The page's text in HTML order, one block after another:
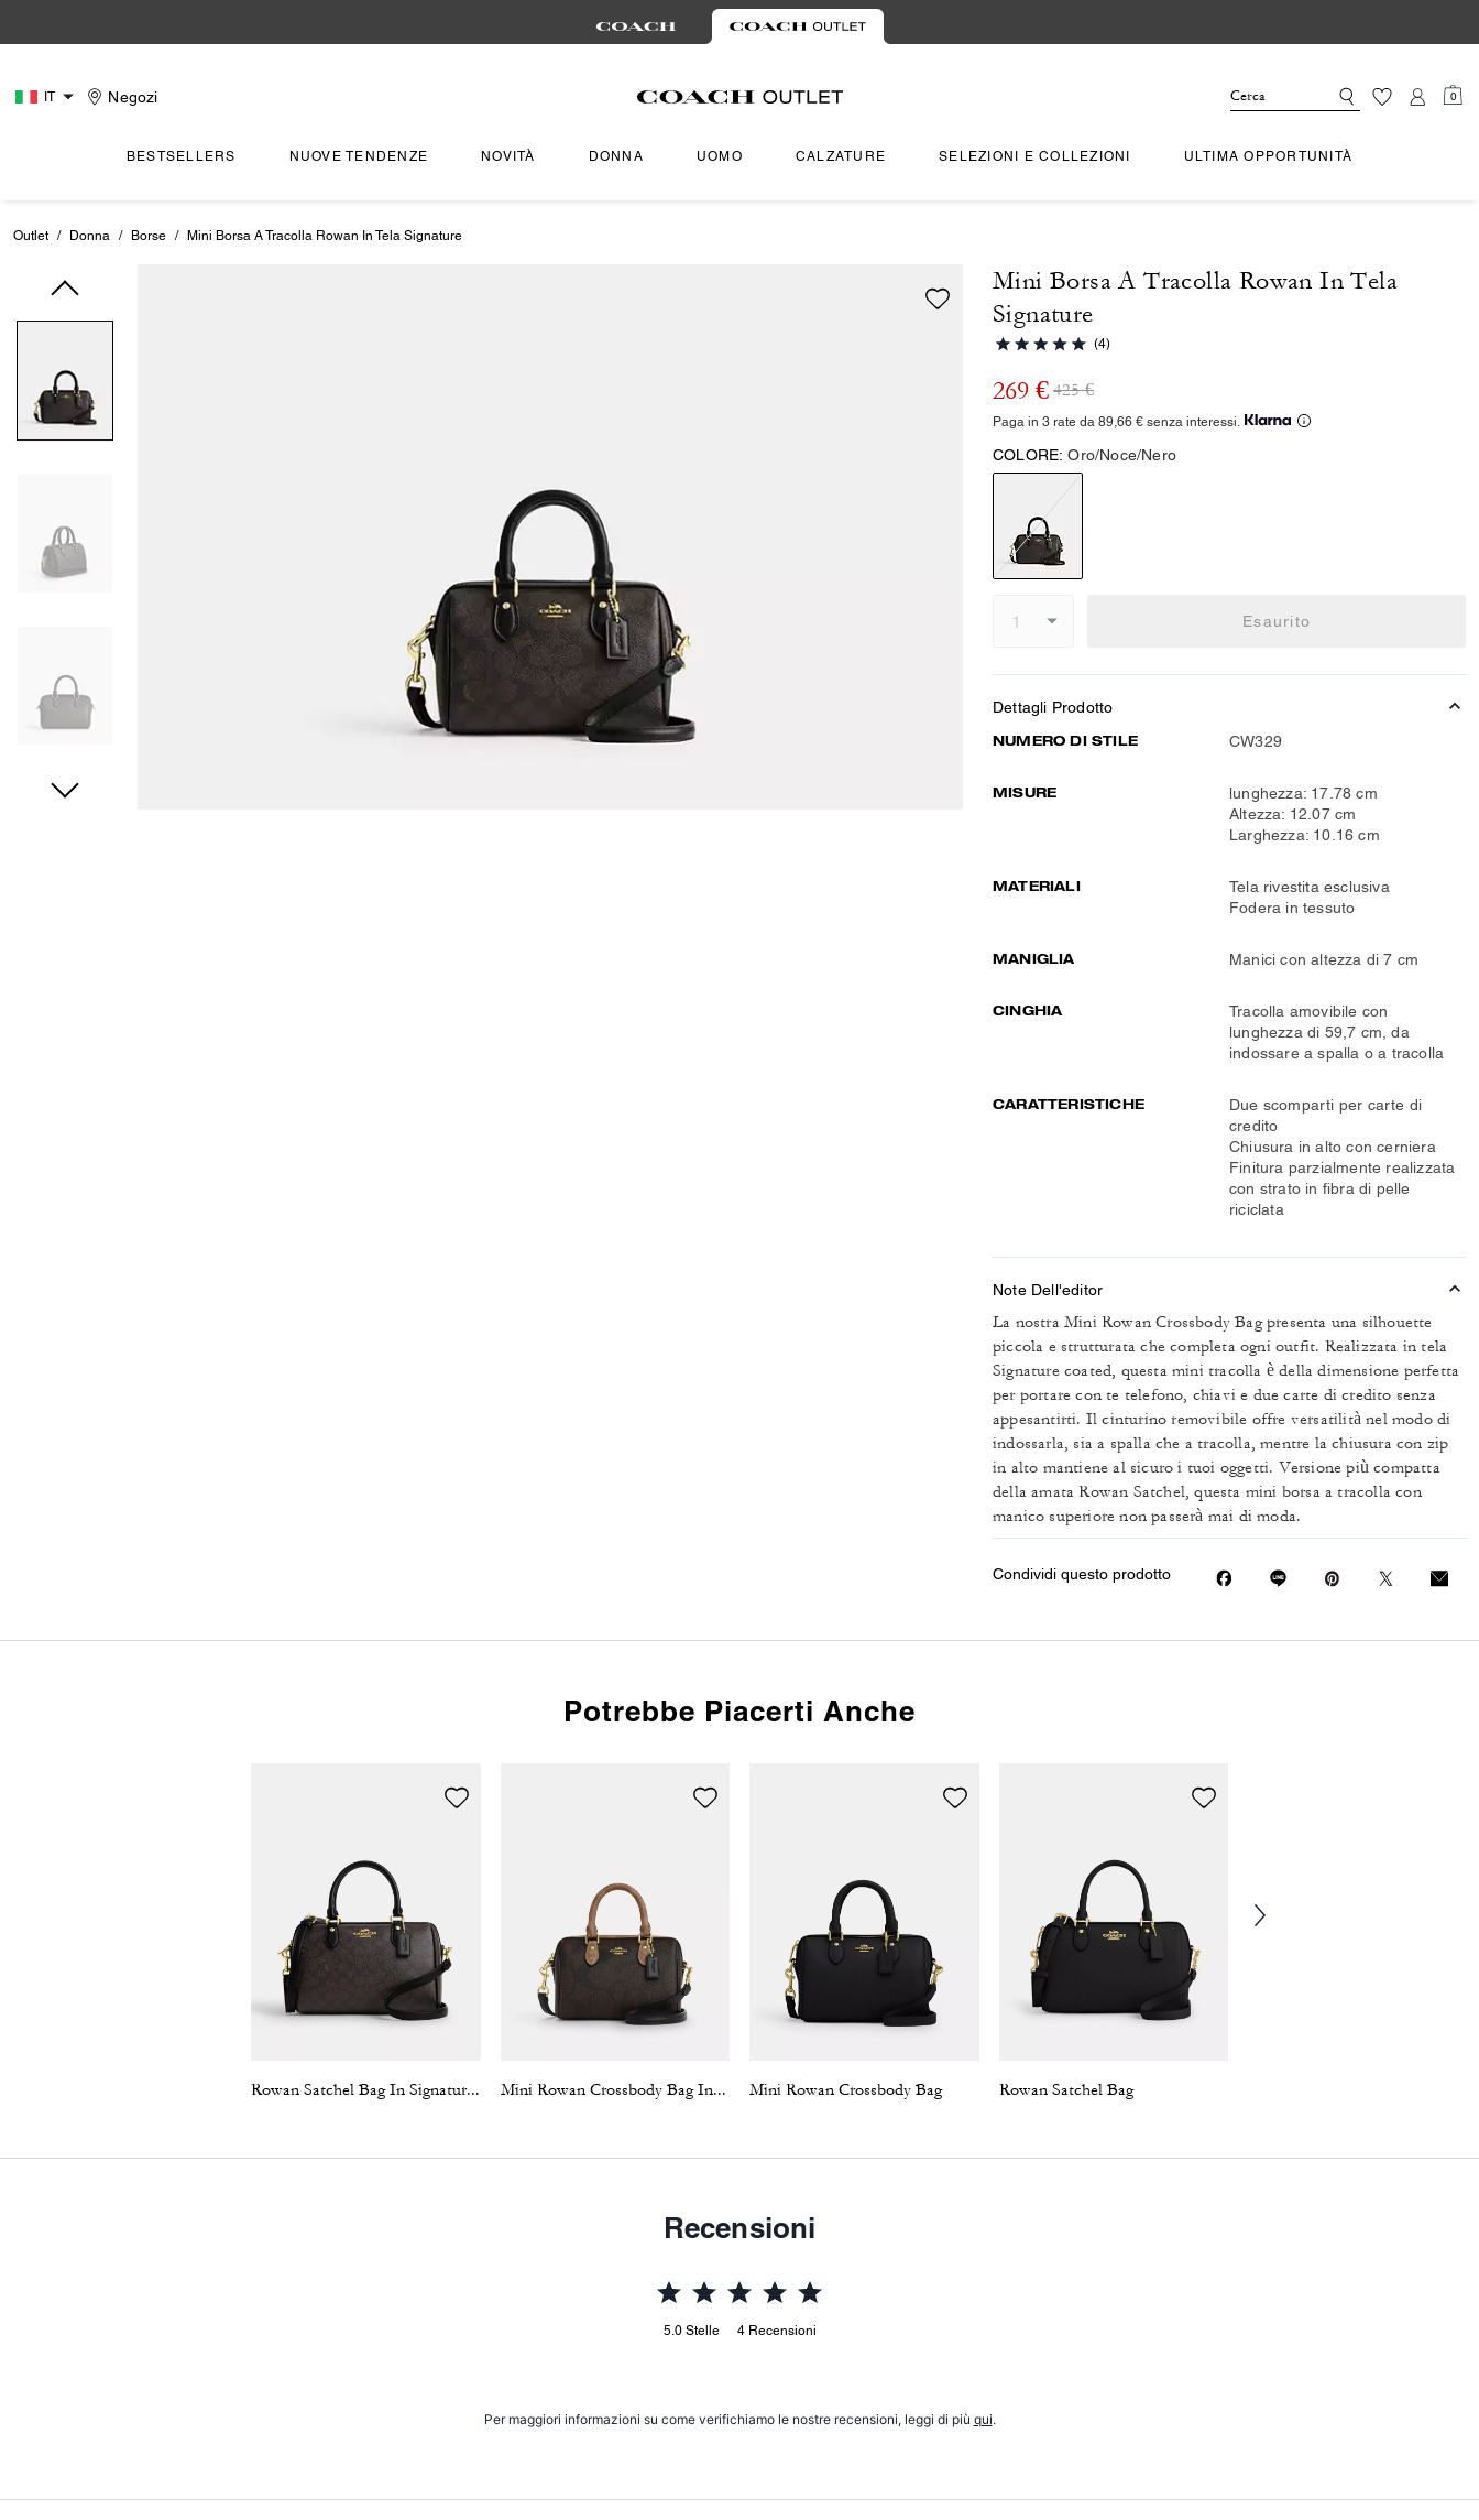
IT Negozi 0
BESTSELLERS NUOVE TENDENZE NOVITÀ DONNA UOMO CALZATURE SELEZIONI E COLLEZIONI ULTIMA OPPORTUNITÀ
Outlet / Donna / Borse / Mini Borsa A Tracolla Rowan In Tela Signature
Mini Borsa A Tracolla Rowan In Tela
Signature
(4)
269 € 425 €
Paga in 3 rate da 89,66 € senza interessi.
COLORE: Oro/Noce/Nero
Esaurito
Dettagli Prodotto
NUMERO DI STILE
CW329
MISURE
lunghezza: 17.78 cm
Altezza: 12.07 cm
Larghezza: 10.16 cm
MATERIALI
Tela rivestita esclusiva
Fodera in tessuto
MANIGLIA Manici con altezza di 7 cm
CINGHIA
Tracolla amovibile con
lunghezza di 59,7 cm, da
indossare a spalla o a tracolla
CARATTERISTICHE
Due scomparti per carte di
credito
Chiusura in alto con cerniera
Finitura parzialmente realizzata
con strato in fibra di pelle
riciclata
Note Dell'editor
La nostra Mini Rowan Crossbody Bag presenta una silhouette
piccola e strutturata che completa ogni outfit. Realizzata in tela
Signature coated, questa mini tracolla è della dimensione perfetta
per portare con te telefono, chiavi e due carte di credito senza
appesantirti. Il cinturino removibile offre versatilità nel modo di
indossarla, sia a spalla che a tracolla, mentre la chiusura con zip
in alto mantiene al sicuro i tuoi oggetti. Versione più compatta
della amata Rowan Satchel, questa mini borsa a tracolla con
manico superiore non passerà mai di moda.
Condividi questo prodotto
Potrebbe Piacerti Anche
Rowan Satchel Bag In Signature Canvas Mini Rowan Crossbody Bag In Blocked Signature Canvas Mini Rowan Crossbody Bag Rowan Satchel Bag
Recensioni
5.0 Stelle 4 Recensioni
Per maggiori informazioni su come verifichiamo le nostre recensioni, leggi di più qui.